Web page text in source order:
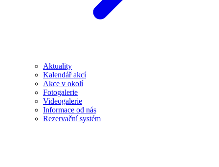
Aktuality
Kalendář akcí
Akce v okolí
Fotogalerie
Videogalerie
Informace od nás
Rezervační systém